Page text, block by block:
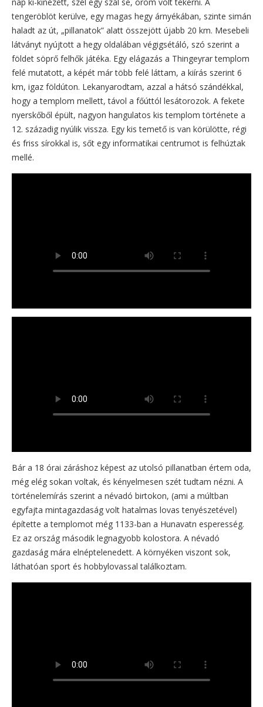
tengeröblöt kerülve, egy magas hegy árnyékában, szinte simán
haladt az út, „pillanatok” alatt összejött újabb 20 km. Mesebeli
látványt nyújtott a hegy oldalában végigsétáló, szó szerint a
földet söprő felhők játéka. Egy elágazás a Thingeyrar templom
felé mutatott, a képét már több felé láttam, a kiírás szerint 6
km, igaz földúton. Lekanyarodtam, azzal a hátsó szándékkal,
hogy a templom mellett, távol a főúttól lesátorozok. A fekete
nyerskőből épült, nagyon hangulatos kis templom története a
12. századig nyúlik vissza. Egy kis temető is van körülötte, régi
és friss sírokkal is, sőt egy informatikai centrumot is felhúztak
mellé.
Bár a 18 órai záráshoz képest az utolsó pillanatban értem oda,
még elég sokan voltak, és kényelmesen szét tudtam nézni. A
történelemírás szerint a névadó birtokon, (ami a múltban
egyfajta mintagazdaság volt hatalmas lovas tenyészetével)
építette a templomot még 1133-ban a Hunavatn esperesség.
Ez az ország második legnagyobb kolostora. A névadó
gazdaság mára elnéptelenedett. A környéken viszont sok,
láthatóan sport és hobbylovassal találkoztam.